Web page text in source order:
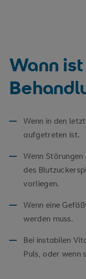
Wann
Wenn in den
aufgetreten ist.
Wenn Störungen
des
vorliegen.
Wenn eine
werden muss.
Bei instabilen
Puls, oder wenn